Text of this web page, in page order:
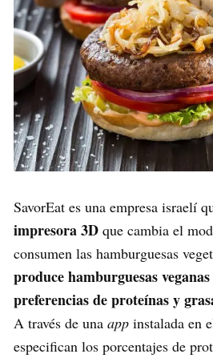
SavorEat es una empresa israelí
impresora 3D que cambia el
consumen las hamburguesas
produce hamburguesas
preferencias de proteínas y
A través de una app instalada en
especifican los porcentajes de